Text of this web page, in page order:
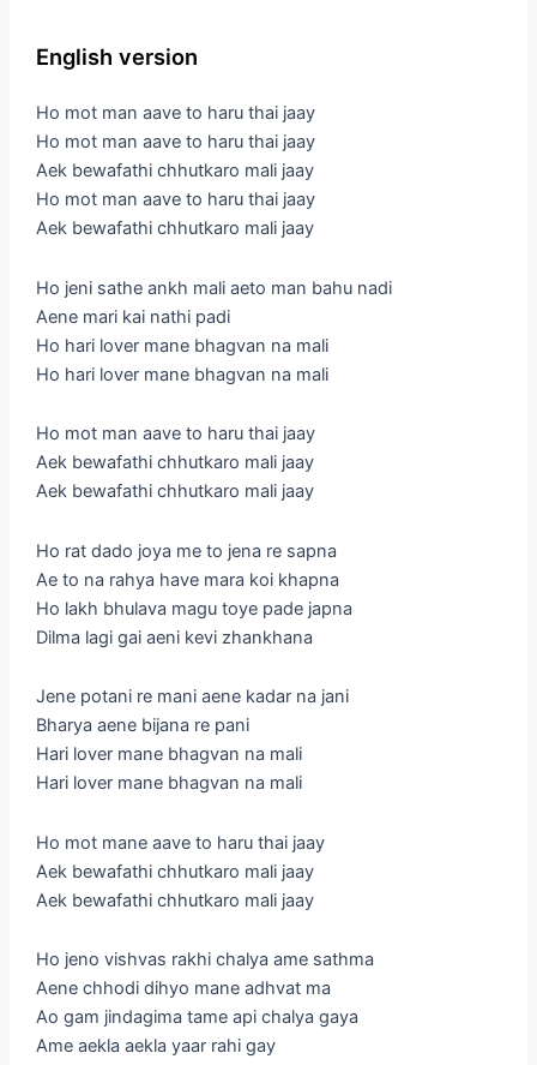
English version
Ho mot man aave to haru thai jaay
Ho mot man aave to haru thai jaay
Aek bewafathi chhutkaro mali jaay
Ho mot man aave to haru thai jaay
Aek bewafathi chhutkaro mali jaay
Ho jeni sathe ankh mali aeto man bahu nadi
Aene mari kai nathi padi
Ho hari lover mane bhagvan na mali
Ho hari lover mane bhagvan na mali
Ho mot man aave to haru thai jaay
Aek bewafathi chhutkaro mali jaay
Aek bewafathi chhutkaro mali jaay
Ho rat dado joya me to jena re sapna
Ae to na rahya have mara koi khapna
Ho lakh bhulava magu toye pade japna
Dilma lagi gai aeni kevi zhankhana
Jene potani re mani aene kadar na jani
Bharya aene bijana re pani
Hari lover mane bhagvan na mali
Hari lover mane bhagvan na mali
Ho mot mane aave to haru thai jaay
Aek bewafathi chhutkaro mali jaay
Aek bewafathi chhutkaro mali jaay
Ho jeno vishvas rakhi chalya ame sathma
Aene chhodi dihyo mane adhvat ma
Ao gam jindagima tame api chalya gaya
Ame aekla aekla yaar rahi gay